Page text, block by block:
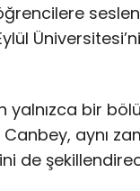
yalnızca bir
Canbey, aynı
de